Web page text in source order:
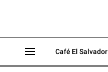
Café El Salvador